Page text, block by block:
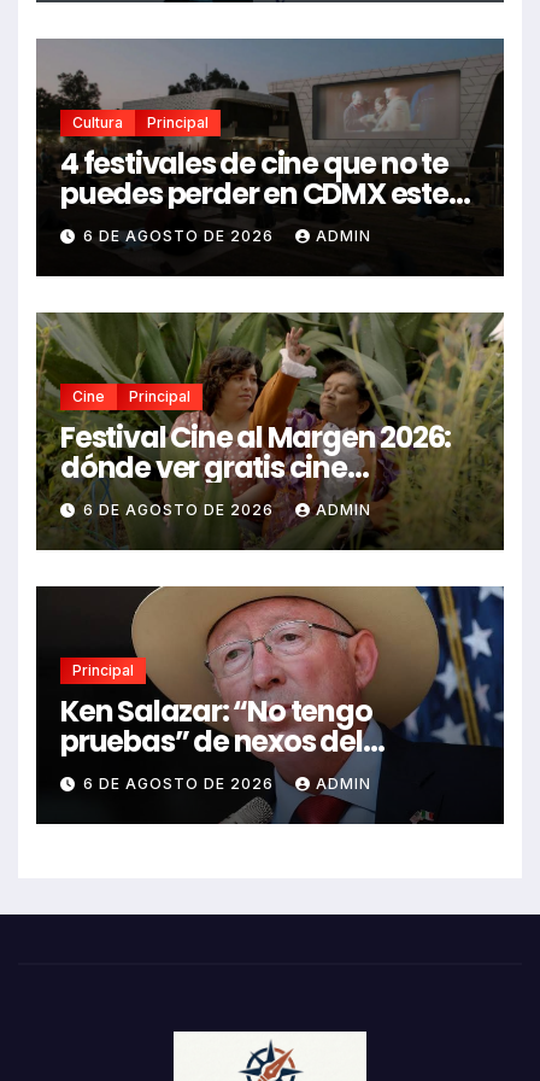
Cultura Principal
4 festivales de cine que no te
puedes perder en CDMX este
2026
6 DE AGOSTO DE 2026 ADMIN
Cine Principal
Festival Cine al Margen 2026:
dónde ver gratis cine
mexicano independiente en
CDMX y en línea
6 DE AGOSTO DE 2026 ADMIN
Principal
Ken Salazar: “No tengo
pruebas” de nexos del
Gobierno de México con el
narco
6 DE AGOSTO DE 2026 ADMIN